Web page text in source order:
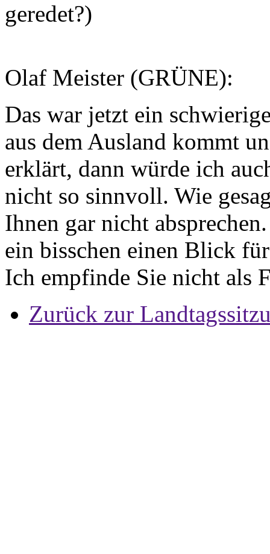
geredet?)
Olaf Meister (GRÜNE):
Das war jetzt ein
aus dem Ausland kommt
erklärt, dann würde ich
nicht so sinnvoll. Wie
Ihnen gar nicht
ein bisschen einen Blick
Ich empfinde Sie nicht als
Zurück zur